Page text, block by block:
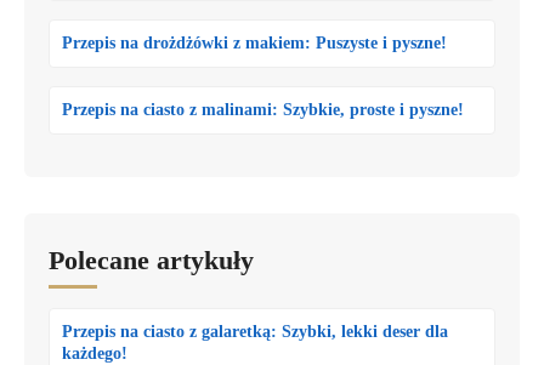
Przepis na drożdżówki z makiem: Puszyste i pyszne!
Przepis na ciasto z malinami: Szybkie, proste i pyszne!
Polecane artykuły
Przepis na ciasto z galaretką: Szybki, lekki deser dla
każdego!